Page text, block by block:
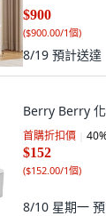
$900
($900.00/1個)
8/19 預計送達
Berry Berry
首購折扣價 40
$152
($152.00/1個)
8/10 星期一